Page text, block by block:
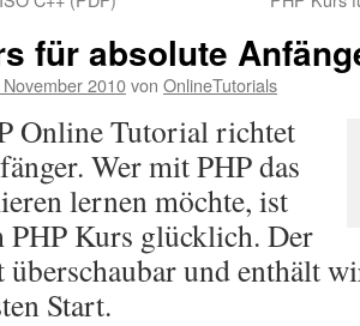
für absolute
2010von OnlineTutorials
Online Tutorial richtet
Wer mit PHP das
lernen möchte, ist
PHP Kurs glücklich. Der
überschaubar und enthält
Start.